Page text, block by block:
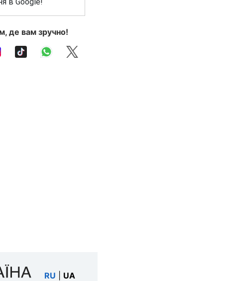
де вам зручно!
RU UA